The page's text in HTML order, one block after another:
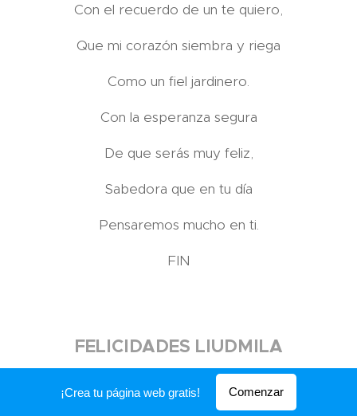
Con el recuerdo de un te quiero,
Que mi corazón siembra y riega
Como un fiel jardinero.
Con la esperanza segura
De que serás muy feliz,
Sabedora que en tu día
Pensaremos mucho en ti.
FIN
FELICIDADES LIUDMILA
Lic. Miguel Angel García Alzugaray
La Habana, 21 de Abril del 2016
¡Crea tu página web gratis! Comenzar